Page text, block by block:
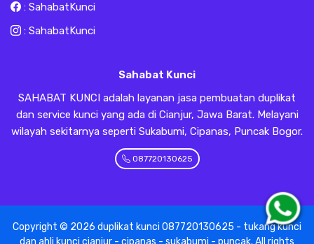
: SahabatKunci
: SahabatKunci
Sahabat Kunci
SAHABAT KUNCI adalah layanan jasa pembuatan duplikat
dan service kunci yang ada di Cianjur, Jawa Barat. Melayani
wilayah sekitarnya seperti Sukabumi, Cipanas, Puncak Bogor.
087720130625
Copyright © 2026 duplikat kunci 087720130625 - tukang kunci
dan ahli kunci cianjur - cipanas - sukabumi - puncak. All rights